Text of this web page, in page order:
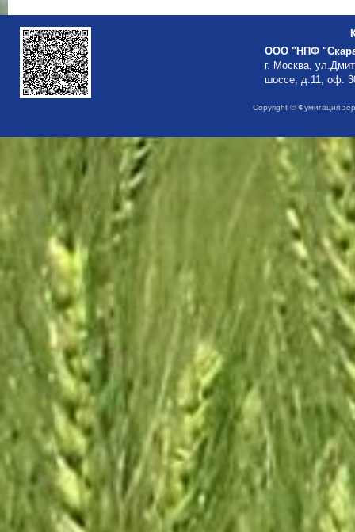
ООО "НПФ
г. Москва,
шоссе, д.11, оф.
Copyright © Фумигация